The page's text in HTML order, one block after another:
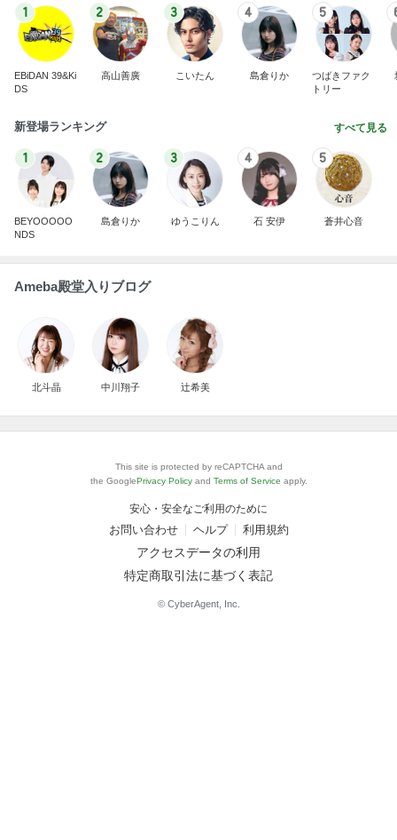
1
EBiDAN 39&Ki
DS
2
高山善廣
3
こいたん
4
島倉りか
5
つばきファク
トリー
新登場ランキング すべて見る
1
BEYOOOOO
NDS
2
島倉りか
3
ゆうこりん
4
石 安伊
5
蒼井心音
Ameba殿堂入りブログ
北斗晶 中川翔子 辻希美
This site is protected by reCAPTCHA and
the GooglePrivacy Policy and Terms of Service apply.
安心・安全なご利用のために
お問い合わせ ヘルプ 利用規約
アクセスデータの利用
特定商取引法に基づく表記
© CyberAgent, Inc.